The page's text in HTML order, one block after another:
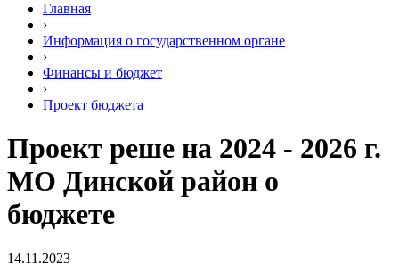
Главная
›
Информация о государственном органе
›
Финансы и бюджет
›
Проект бюджета
Проект реше на 2024 - 2026 г.
МО Динской район о
бюджете
14.11.2023